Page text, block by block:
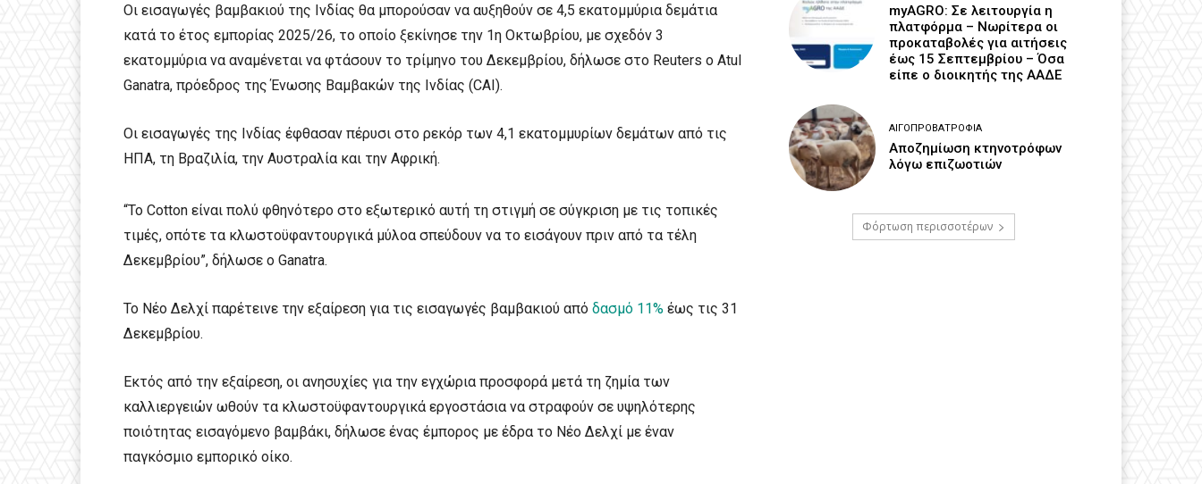
Οι εισαγωγές βαμβακιού της Ινδίας θα μπορούσαν να αυξηθούν σε 4,5 εκατομμύρια δεμάτια
κατά το έτος εμπορίας 2025/26, το οποίο ξεκίνησε την 1η Οκτωβρίου, με σχεδόν 3
εκατομμύρια να αναμένεται να φτάσουν το τρίμηνο του Δεκεμβρίου, δήλωσε στο Reuters ο Atul
Ganatra, πρόεδρος της Ένωσης Βαμβακών της Ινδίας (CAI).
Οι εισαγωγές της Ινδίας έφθασαν πέρυσι στο ρεκόρ των 4,1 εκατομμυρίων δεμάτων από τις
ΗΠΑ, τη Βραζιλία, την Αυστραλία και την Αφρική.
“Το Cotton είναι πολύ φθηνότερο στο εξωτερικό αυτή τη στιγμή σε σύγκριση με τις τοπικές
τιμές, οπότε τα κλωστοϋφαντουργικά μύλοα σπεύδουν να το εισάγουν πριν από τα τέλη
Δεκεμβρίου”, δήλωσε ο Ganatra.
Το Νέο Δελχί παρέτεινε την εξαίρεση για τις εισαγωγές βαμβακιού από δασμό 11% έως τις 31
Δεκεμβρίου.
Εκτός από την εξαίρεση, οι ανησυχίες για την εγχώρια προσφορά μετά τη ζημία των
καλλιεργειών ωθούν τα κλωστοϋφαντουργικά εργοστάσια να στραφούν σε υψηλότερης
ποιότητας εισαγόμενο βαμβάκι, δήλωσε ένας έμπορος με έδρα το Νέο Δελχί με έναν
παγκόσμιο εμπορικό οίκο.
myAGRO: Σε λειτουργία η
πλατφόρμα – Νωρίτερα οι
προκαταβολές για αιτήσεις
έως 15 Σεπτεμβρίου – Όσα
είπε ο διοικητής της ΑΑΔΕ
ΑΙΓΟΠΡΟΒΑΤΡΟΦΊΑ
Αποζημίωση κτηνοτρόφων
λόγω επιζωοτιών
Φόρτωση περισσοτέρων